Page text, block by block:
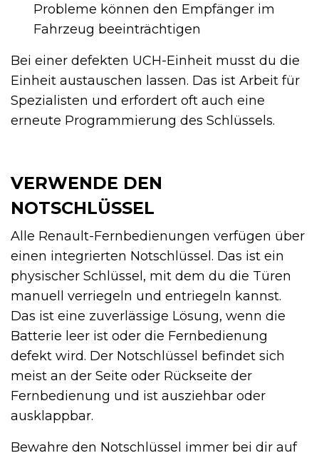
Probleme können den Empfänger im
Fahrzeug beeinträchtigen
Bei einer defekten UCH-Einheit musst du die
Einheit austauschen lassen. Das ist Arbeit für
Spezialisten und erfordert oft auch eine
erneute Programmierung des Schlüssels.
VERWENDE DEN
NOTSCHLÜSSEL
Alle Renault-Fernbedienungen verfügen über
einen integrierten Notschlüssel. Das ist ein
physischer Schlüssel, mit dem du die Türen
manuell verriegeln und entriegeln kannst.
Das ist eine zuverlässige Lösung, wenn die
Batterie leer ist oder die Fernbedienung
defekt wird. Der Notschlüssel befindet sich
meist an der Seite oder Rückseite der
Fernbedienung und ist ausziehbar oder
ausklappbar.
Bewahre den Notschlüssel immer bei dir auf